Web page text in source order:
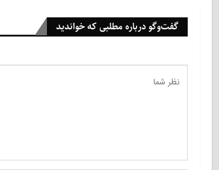
گفت‌وگو درباره مطلبی که خواندید